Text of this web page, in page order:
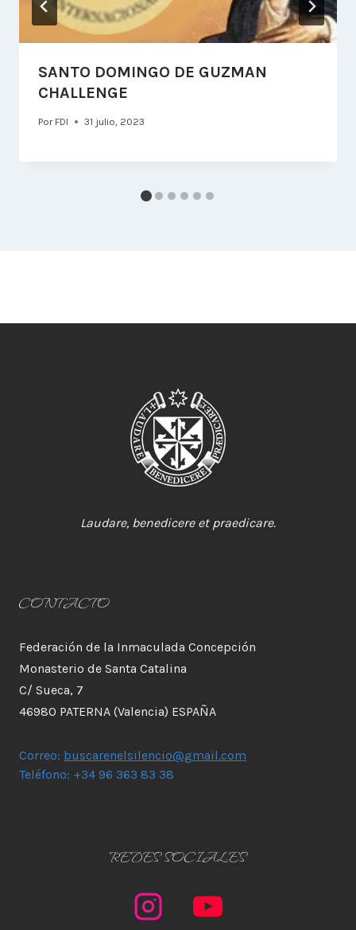
SANTO DOMINGO DE GUZMAN
CHALLENGE
Por FDI 31 julio, 2023
Laudare, benedicere et praedicare.
CONTACTO
Federación de la Inmaculada Concepción
Monasterio de Santa Catalina
C/ Sueca, 7
46980 PATERNA (Valencia) ESPAÑA
Correo: buscarenelsilencio@gmail.com
Teléfono: +34 96 363 83 38
REDES SOCIALES